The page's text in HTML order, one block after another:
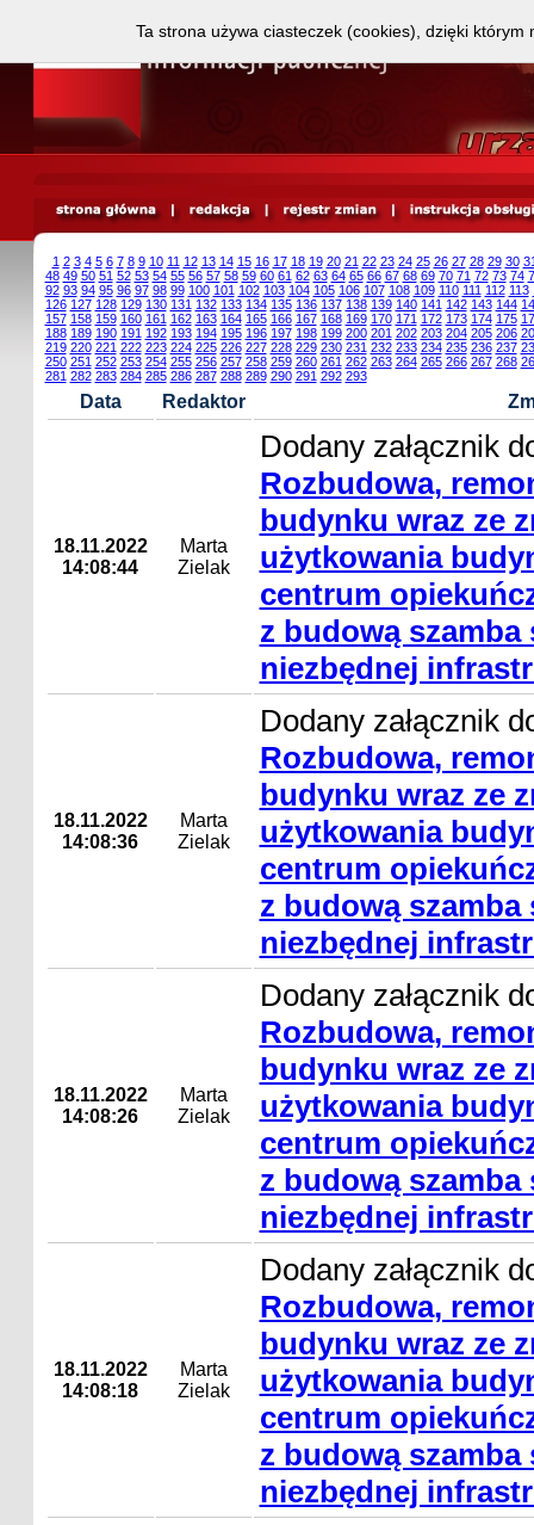
1 2 3 4 5 6 7 8 9 10 11 12 13 14 15 16 17 18 19 20 21 22 23 24 25 26 27 28 29 30
48 49 50 51 52 53 54 55 56 57 58 59 60 61 62 63 64 65 66 67 68 69 70 71 72 73 74
92 93 94 95 96 97 98 99 100 101 102 103 104 105 106 107 108 109 110 111 112 113
126 127 128 129 130 131 132 133 134 135 136 137 138 139 140 141 142 143 144
157 158 159 160 161 162 163 164 165 166 167 168 169 170 171 172 173 174 175
188 189 190 191 192 193 194 195 196 197 198 199 200 201 202 203 204 205 206
219 220 221 222 223 224 225 226 227 228 229 230 231 232 233 234 235 236 237
250 251 252 253 254 255 256 257 258 259 260 261 262 263 264 265 266 267 268
281 282 283 284 285 286 287 288 289 290 291 292 293
Data Redaktor
18.11.2022
14:08:44
Marta
Zielak
Dodany załącznik
Rozbudowa,
budynku wraz ze
użytkowania
centrum
z budową szamba
niezbędnej
18.11.2022
14:08:36
Marta
Zielak
Dodany załącznik
Rozbudowa,
budynku wraz ze
użytkowania
centrum
z budową szamba
niezbędnej
18.11.2022
14:08:26
Marta
Zielak
Dodany załącznik
Rozbudowa,
budynku wraz ze
użytkowania
centrum
z budową szamba
niezbędnej
18.11.2022
14:08:18
Marta
Zielak
Dodany załącznik
Rozbudowa,
budynku wraz ze
użytkowania
centrum
z budową szamba
niezbędnej
Ta strona używa ciasteczek (cookies), dzięki którym